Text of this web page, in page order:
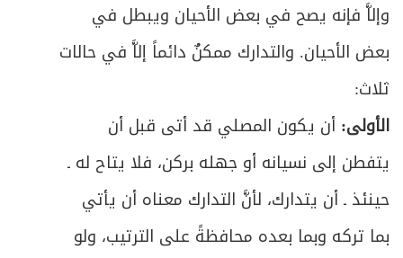
وإلاَّ فإنه يصح في بعض الأحيان ويبطل في
بعض الأحيان. والتدارك ممكنٌ دائماً إلاَّ في حالات
ثلاث:
الأولى: أن يكون المصلي قد أتى قبل أن
يتفطن إلى نسيانه أو جهله بركن، فلا يتاح له ـ
حينئذ ـ أن يتدارك، لأنَّ التدارك معناه أن يأتي
بما تركه وبما بعده محافظةً على الترتيب، ولو
478
ص
479 المبحث الثالث ـ في أحكام الاعتكاف
ص
483
485 الفصل الأول: ما تجب زكاته
ص
487 تمهيد في الشروط العامة للزكاة
ص